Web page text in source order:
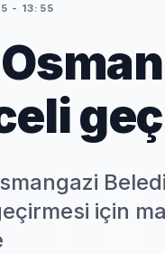
- 13:55
için